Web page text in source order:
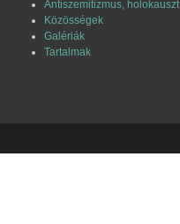
Antiszemitizmus, holokauszt
Közösségek
Galériák
Tartalmak